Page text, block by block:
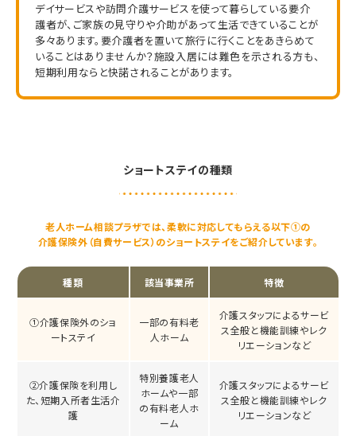
デイサービスや訪問介護サービスを使って暮らしている要介
護者が、ご家族の見守りや介助があって生活できていることが
多々あります。要介護者を置いて旅行に行くことをあきらめて
いることはありませんか？施設入居には難色を示される方も、
短期利用ならと快諾されることがあります。
ショートステイの種類
老人ホーム相談プラザでは、柔軟に対応してもらえる以下①の
介護保険外（自費サービス）のショートステイをご紹介しています。
種類 該当事業所 特徴
①介護保険外のショ
ートステイ
一部の有料老
人ホーム
介護スタッフによるサービ
ス全般と機能訓練やレク
リエーションなど
②介護保険を利用し
た、短期入所者生活介
護
特別養護老人
ホームや一部
の有料老人ホ
ーム
介護スタッフによるサービ
ス全般と機能訓練やレク
リエーションなど